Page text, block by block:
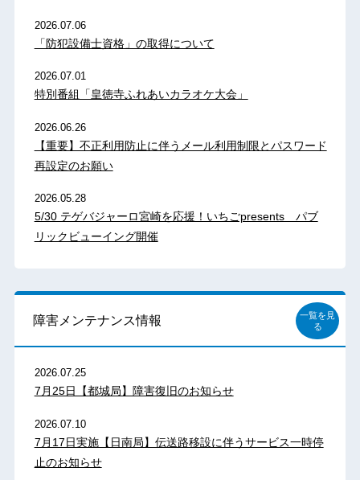
2026.07.06
「防犯設備士資格」の取得について
2026.07.01
特別番組「皇徳寺ふれあいカラオケ大会」
2026.06.26
【重要】不正利用防止に伴うメール利用制限とパスワード
再設定のお願い
2026.05.28
5/30 テゲバジャーロ宮崎を応援！いちごpresents パブ
リックビューイング開催
障害メンテナンス情報
一覧を見
る
2026.07.25
7月25日【都城局】障害復旧のお知らせ
2026.07.10
7月17日実施【日南局】伝送路移設に伴うサービス一時停
止のお知らせ